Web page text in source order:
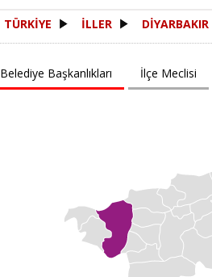
TÜRKİYE İLLER DİYARBAKIR
Belediye Başkanlıkları İlçe Meclisi